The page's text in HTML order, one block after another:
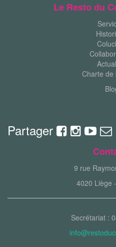
Le Resto du
Charte de
Partager
9 rue
4020 Liège
Secrétariat :